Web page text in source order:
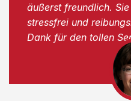
äußerst freundlich.
stressfrei und
Dank für den tollen